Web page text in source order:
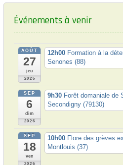
e
Événements à venir
AOÛT
27
jeu
2026
12h00 Formation à la
Senones (88)
SEP
6
dim
2026
9h30 Forêt domaniale de
Secondigny (79130)
SEP
18
ven
2026
10h00 Flore des grèves
Montlouis (37)